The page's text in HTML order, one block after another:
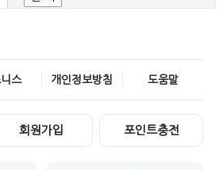
스 개인정보방침 도움말
회원가입 포인트충전